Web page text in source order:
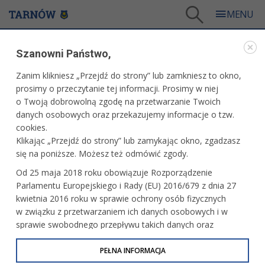
III liga piłki nożnej – Unia Tarnów – Resovia
WARTO ZOBACZYĆ
III LIGA PIŁKI NOŻNEJ – UNIA TARNÓW – RESOVIA
07.04.2018, 14:26 fot. Paweł Topolski
PRZECZYTAJ O MECZU
Szanowni Państwo,
Zanim klikniesz „Przejdź do strony” lub zamkniesz to okno,
prosimy o przeczytanie tej informacji. Prosimy w niej
o Twoją dobrowolną zgodę na przetwarzanie Twoich
danych osobowych oraz przekazujemy informacje o tzw.
cookies.
Klikając „Przejdź do strony” lub zamykając okno, zgadzasz
się na poniższe. Możesz też odmówić zgody.
Od 25 maja 2018 roku obowiązuje Rozporządzenie
Parlamentu Europejskiego i Rady (EU) 2016/679 z dnia 27
kwietnia 2016 roku w sprawie ochrony osób fizycznych
w związku z przetwarzaniem ich danych osobowych i w
sprawie swobodnego przepływu takich danych oraz
uchylenia dyrektywy 95/46/WE (określane jako RODO, GDPR
lub Ogólne Rozporządzenie o Ochronie Danych
PEŁNA INFORMACJA